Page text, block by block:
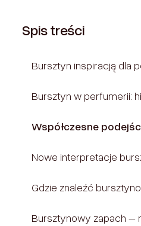
Spis treści
Bursztyn inspiracją dla
‍Bursztyn w perfumerii:
Współczesne
Nowe interpretacje
Gdzie znaleźć
Bursztynowy zapach –